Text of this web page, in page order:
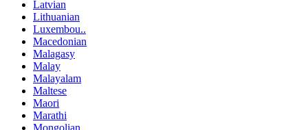
Latvian
Lithuanian
Luxembou..
Macedonian
Malagasy
Malay
Malayalam
Maltese
Maori
Marathi